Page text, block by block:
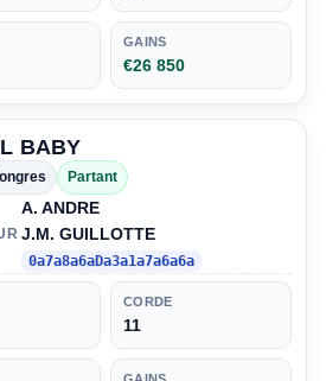
GAINS
€26 850
BABY
Partant
A. ANDRE
J.M. GUILLOTTE
0a7a8a6aDa3a1a7a6a6a
CORDE
11